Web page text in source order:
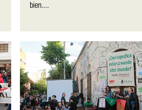
bien....